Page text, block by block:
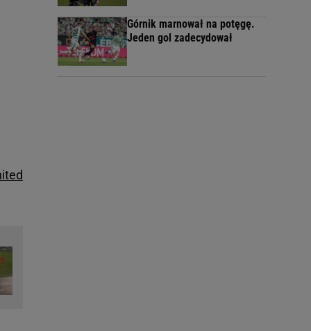
Górnik marnował na potęgę.
Jeden gol zadecydował